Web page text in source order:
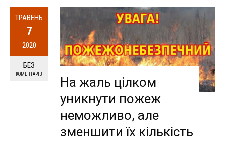
ТРАВЕНЬ
7
2020
БЕЗ
КОМЕНТАРІВ
На жаль цілком
уникнути пожеж
неможливо, але
зменшити їх кількість